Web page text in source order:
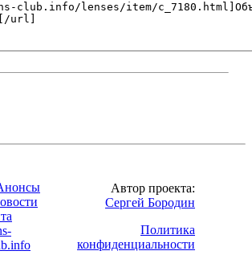
Автор проекта:
Сергей Бородин
Политика
конфиденциальности